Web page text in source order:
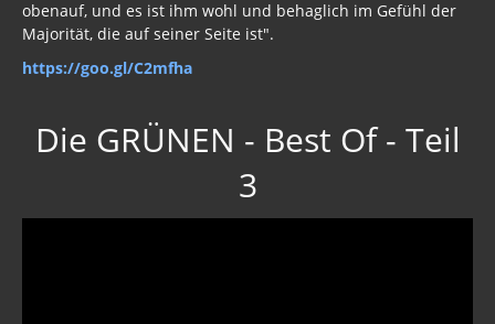
obenauf, und es ist ihm wohl und behaglich im Gefühl der
Majorität, die auf seiner Seite ist".
https://goo.gl/C2mfha
Die GRÜNEN - Best Of - Teil
3